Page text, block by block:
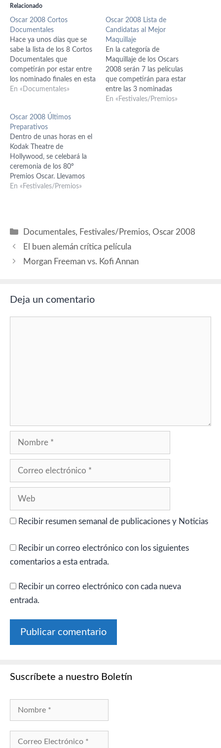
Relacionado
Oscar 2008 Cortos
Documentales
Hace ya unos días que se
sabe la lista de los 8 Cortos
Documentales que
competirán por estar entre
los nominado finales en esta
categoría en la próxima
estas categorías, todavía no
hemos visto ninguno ni
tenemos referencias que
aportar. El…
En «Documentales»
Oscar 2008 Lista de
Candidatas al Mejor
Maquillaje
En la categoría de
Maquillaje de los Oscars
2008 serán 7 las películas
que competirán para estar
entre las 3 nominadas
finales. El 22 de Enero se
En «Festivales/Premios»
Oscar 2008 Últimos
Preparativos
Dentro de unas horas en el
Kodak Theatre de
Hollywood, se celebará la
ceremonia de los 80º
Premios Oscar. Llevamos
muuucho tiempo
Calendario - Fechas
Importantes Nominaciones
Nominados…
En «Festivales/Premios»
Categorías
Documentales, Festivales/Premios,Oscar 2008
El buen alemán crítica película
Morgan Freeman vs. Kofi Annan
Deja un comentario
Recibir resumen semanal de publicaciones y Noticias
Recibir un correo electrónico con los siguientes
comentarios a esta entrada.
Recibir un correo electrónico con cada nueva
entrada.
Suscríbete a nuestro Boletín